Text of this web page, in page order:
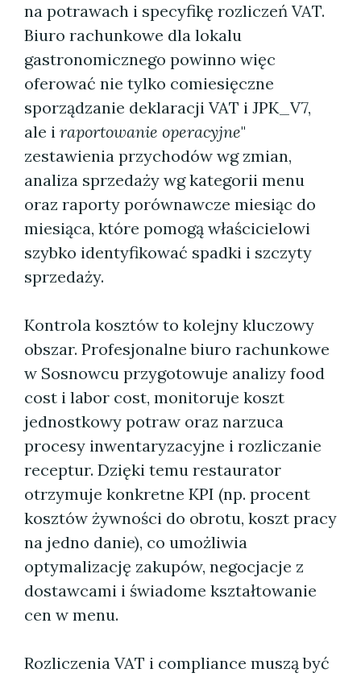
na potrawach i specyfikę rozliczeń VAT.
Biuro rachunkowe dla lokalu
gastronomicznego powinno więc
oferować nie tylko comiesięczne
sporządzanie deklaracji VAT i JPK_V7,
ale i raportowanie operacyjne"
zestawienia przychodów wg zmian,
analiza sprzedaży wg kategorii menu
oraz raporty porównawcze miesiąc do
miesiąca, które pomogą właścicielowi
szybko identyfikować spadki i szczyty
sprzedaży.
Kontrola kosztów to kolejny kluczowy
obszar. Profesjonalne biuro rachunkowe
w Sosnowcu przygotowuje analizy food
cost i labor cost, monitoruje koszt
jednostkowy potraw oraz narzuca
procesy inwentaryzacyjne i rozliczanie
receptur. Dzięki temu restaurator
otrzymuje konkretne KPI (np. procent
kosztów żywności do obrotu, koszt pracy
na jedno danie), co umożliwia
optymalizację zakupów, negocjacje z
dostawcami i świadome kształtowanie
cen w menu.
Rozliczenia VAT i compliance muszą być